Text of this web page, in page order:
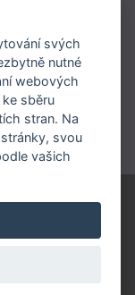
svých
nutné
webových
sběru
stran. Na
svou
vašich